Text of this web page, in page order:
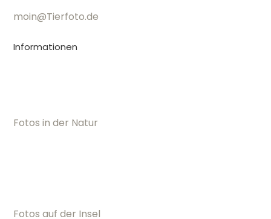
moin@Tierfoto.de
Informationen
Fotos in der Natur
Fotos auf der Insel